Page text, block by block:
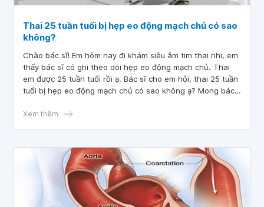
Thai 25 tuần tuổi bị hẹp eo động mạch chủ có sao
không?
Chào bác sĩ! Em hôm nay đi khám siêu âm tim thai nhi, em
thấy bác sĩ có ghi theo dõi hẹp eo động mạch chủ. Thai
em được 25 tuần tuổi rồi ạ. Bác sĩ cho em hỏi, thai 25 tuần
tuổi bị hẹp eo động mạch chủ có sao không ạ? Mong bác
Xem thêm